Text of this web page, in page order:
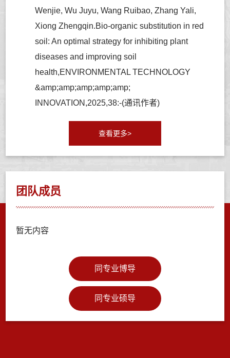
Wenjie, Wu Juyu, Wang Ruibao, Zhang Yali,
Xiong Zhengqin.Bio-organic substitution in red
soil: An optimal strategy for inhibiting plant
diseases and improving soil
health,ENVIRONMENTAL TECHNOLOGY
&amp;amp;amp;amp;amp;
INNOVATION,2025,38:-(通讯作者)
查看更多>
团队成员
暂无内容
同专业博导
同专业硕导